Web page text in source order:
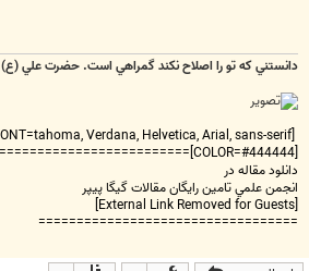
دانستني که تو را اصلاح نکند گمراهي است. حضرت علي (ع)
[COLOR=#444444]==================================
دانلود مقاله در
انجمن علمي تامين رايگان مقالات گيگا پيپر
[External Link Removed for Guests]
==================================